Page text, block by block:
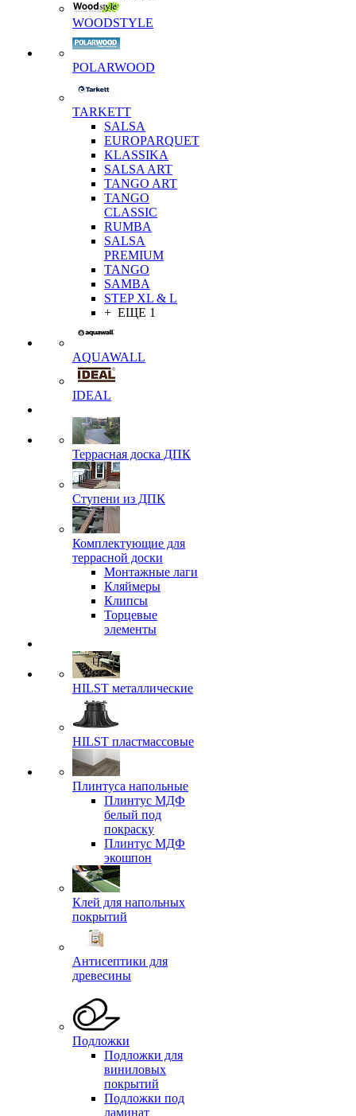
WOODSTYLE
POLARWOOD
TARKETT
SALSA
EUROPARQUET
KLASSIKA
SALSA ART
TANGO ART
TANGO
CLASSIC
RUMBA
SALSA
PREMIUM
TANGO
SAMBA
STEP XL & L
+ ЕЩЕ 1
AQUAWALL
IDEAL
Террасная доска ДПК
Ступени из ДПК
Комплектующие для
террасной доски
Монтажные лаги
Кляймеры
Клипсы
Торцевые
элементы
HILST металлические
HILST пластмассовые
Плинтуса напольные
Плинтус МДФ
белый под
покраску
Плинтус МДФ
экошпон
Клей для напольных
покрытий
Антисептики для
древесины
Подложки
Подложки для
виниловых
покрытий
Подложки под
ламинат